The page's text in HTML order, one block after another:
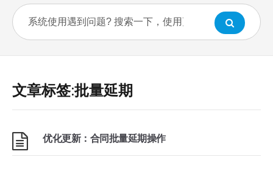
文章标签:批量延期
优化更新：合同批量延期操作